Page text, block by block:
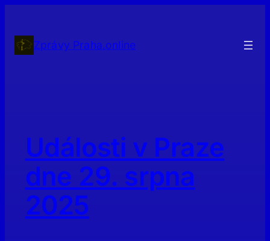
obsahZprávy Praha.online
Události v Praze
dne 29. srpna
2025